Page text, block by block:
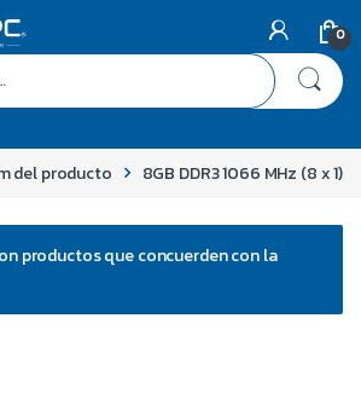
0
del producto 8GB DDR3 1066 MHz (8 x 1)
productos que concuerden con la